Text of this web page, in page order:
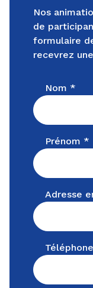
Nos
de
formulaire
recevrez
Nom *
Prénom *
Adresse